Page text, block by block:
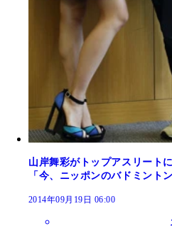
山岸舞彩がトップアスリー
「今、ニッポンのバドミント
2014年09月19日 06:00